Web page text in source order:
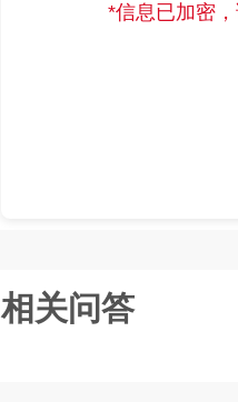
*信息已加密
相关问答